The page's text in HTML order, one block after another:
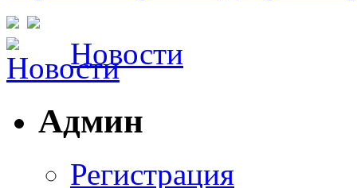
Новости
Админ
Регистрация